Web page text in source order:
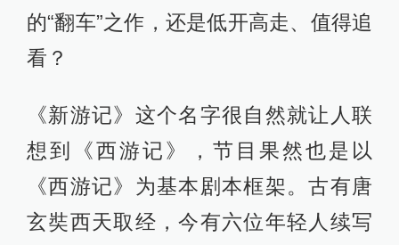
的“翻车”之作，还是低开高走、值得追
看？
《新游记》这个名字很自然就让人联
想到《西游记》，节目果然也是以
《西游记》为基本剧本框架。古有唐
玄奘西天取经，今有六位年轻人续写